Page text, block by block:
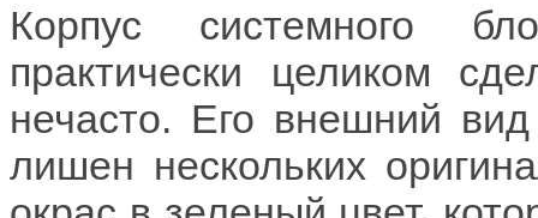
Корпус системного
практически целиком
нечасто. Его внешний
лишен нескольких